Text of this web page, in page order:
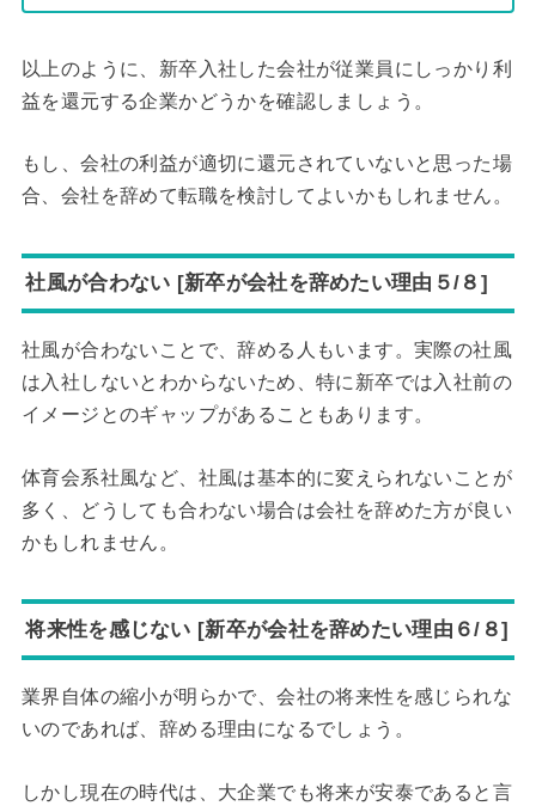
以上のように、新卒入社した会社が従業員にしっかり利
益を還元する企業かどうかを確認しましょう。
もし、会社の利益が適切に還元されていないと思った場
合、会社を辞めて転職を検討してよいかもしれません。
社風が合わない [新卒が会社を辞めたい理由５/８]
社風が合わないことで、辞める人もいます。実際の社風
は入社しないとわからないため、特に新卒では入社前の
イメージとのギャップがあることもあります。
体育会系社風など、社風は基本的に変えられないことが
多く、どうしても合わない場合は会社を辞めた方が良い
かもしれません。
将来性を感じない [新卒が会社を辞めたい理由６/８]
業界自体の縮小が明らかで、会社の将来性を感じられな
いのであれば、辞める理由になるでしょう。
しかし現在の時代は、大企業でも将来が安泰であると言